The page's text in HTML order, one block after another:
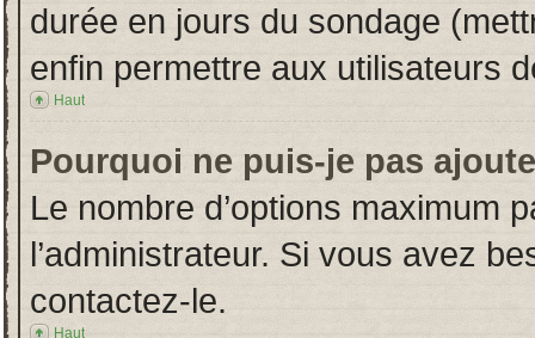
durée en jours du sondage
enfin permettre aux utilisateurs
Haut
Pourquoi ne puis-je pas
Le nombre d’options maximum
l’administrateur. Si vous avez
contactez-le.
Haut